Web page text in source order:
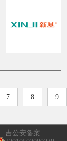
7 8
9
吉公安备案